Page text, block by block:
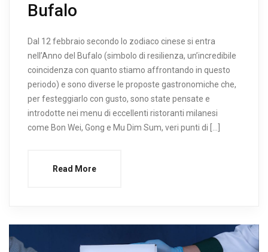
Bufalo
Dal 12 febbraio secondo lo zodiaco cinese si entra
nell’Anno del Bufalo (simbolo di resilienza, un’incredibile
coincidenza con quanto stiamo affrontando in questo
periodo) e sono diverse le proposte gastronomiche che,
per festeggiarlo con gusto, sono state pensate e
introdotte nei menu di eccellenti ristoranti milanesi
come Bon Wei, Gong e Mu Dim Sum, veri punti di […]
Read More